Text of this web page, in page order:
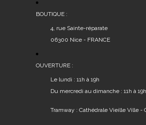
BOUTIQUE :
4, rue Sainte-réparate
06300 Nice - FRANCE
OUVERTURE :
Le lundi : 11h à 19h
Du mercredi au dimanche : 11h à 19h
Tramway : Cathédrale Vieille Ville -